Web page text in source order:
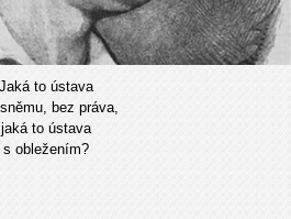
Jaká to ústava
bez práva,
jaká to ústava
s obležením?